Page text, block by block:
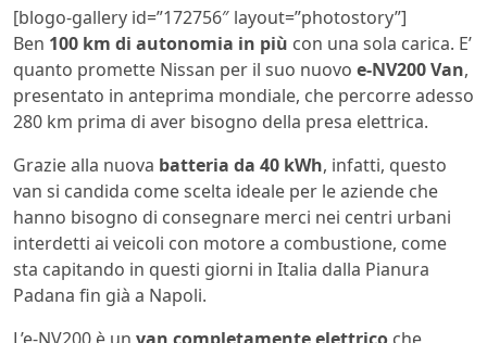
[blogo-gallery id=”172756″ layout=”photostory”]
Ben 100 km di autonomia in più con una sola carica. E’
quanto promette Nissan per il suo nuovo e-NV200 Van,
presentato in anteprima mondiale, che percorre adesso
280 km prima di aver bisogno della presa elettrica.
Grazie alla nuova batteria da 40 kWh, infatti, questo
van si candida come scelta ideale per le aziende che
hanno bisogno di consegnare merci nei centri urbani
interdetti ai veicoli con motore a combustione, come
sta capitando in questi giorni in Italia dalla Pianura
Padana fin già a Napoli.
L’e-NV200 è un van completamente elettrico che